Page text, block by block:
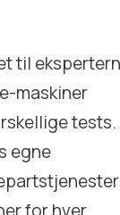
til
maskiner
tests.
egne